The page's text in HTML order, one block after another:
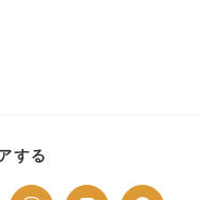
する
CONTENT